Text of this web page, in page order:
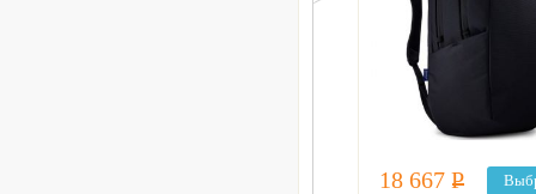
18 667Р